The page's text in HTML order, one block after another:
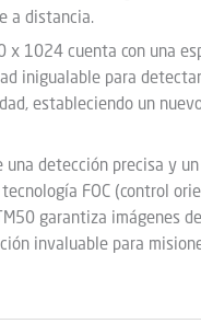
a distancia.
x 1024 cuenta con una
inigualable para
estableciendo un
detección precisa y
FOC (control
garantiza imágenes
invaluable para